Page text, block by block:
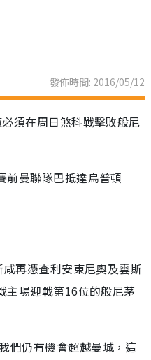
發佈時間: 2016/05/12
須在周日煞科戰擊敗般尼
前曼聯隊巴抵達烏普頓
再憑查利安東尼奧及雲斯
主場迎戰第16位的般尼茅
們仍有機會超越曼城，這